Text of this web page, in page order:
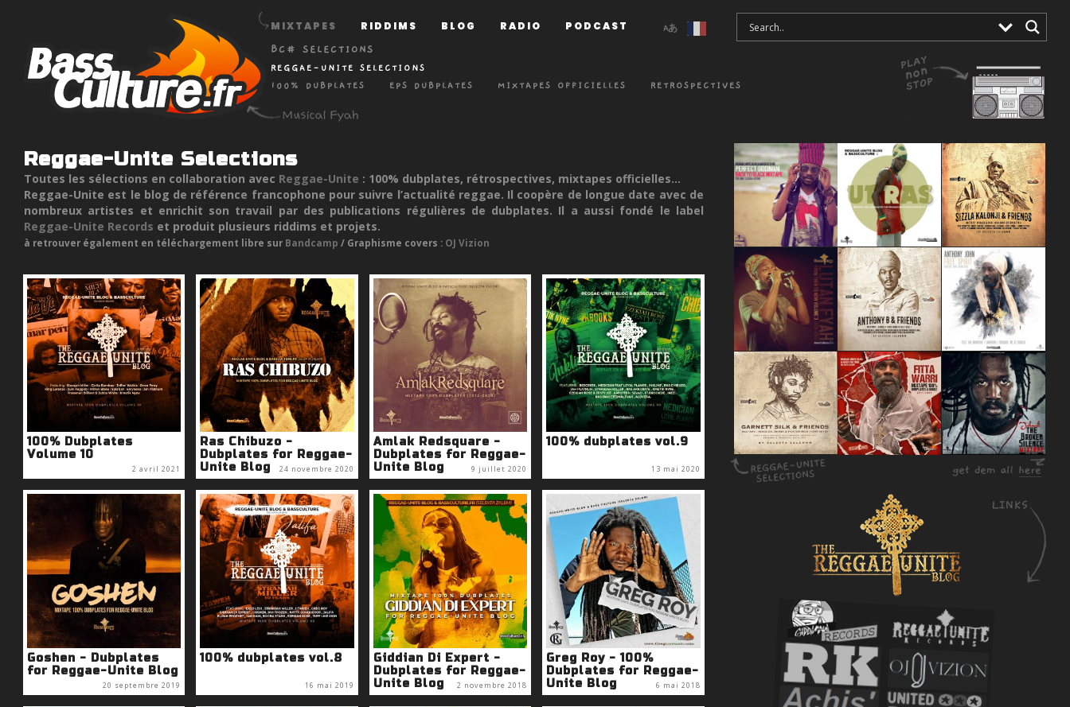
MIXTAPES
BC# SELECTIONS
REGGAE-UNITE SELECTIONS
100% DUBPLATES
EPS DUBPLATES MIXTAPES OFFICIELLES RETROSPECTIVES
RIDDIMS BLOG RADIO PODCAST
Reggae-Unite Selections
Toutes les sélections en collaboration avec Reggae-Unite : 100% dubplates, rétrospectives, mixtapes officielles...
Reggae-Unite est le blog de référence francophone pour suivre l’actualité reggae. Il coopère de longue date avec de
nombreux artistes et enrichit son travail par des publications régulières de dubplates. Il a aussi fondé le label
Reggae-Unite Records et produit plusieurs riddims et projets.
à retrouver également en téléchargement libre sur Bandcamp / Graphisme covers : OJ Vizion
100% Dubplates
Volume 10
2 avril 2021
Ras Chibuzo -
Dubplates for Reggae-
Unite Blog
24 novembre 2020
Amlak Redsquare -
Dubplates for Reggae-
Unite Blog
9 juillet 2020
100% dubplates vol.9
13 mai 2020
Goshen - Dubplates
for Reggae-Unite Blog
20 septembre 2019
100% dubplates vol.8
16 mai 2019
Giddian Di Expert -
Dubplates for Reggae-
Unite Blog
2 novembre 2018
Greg Roy - 100%
Dubplates for Reggae-
Unite Blog
6 mai 2018